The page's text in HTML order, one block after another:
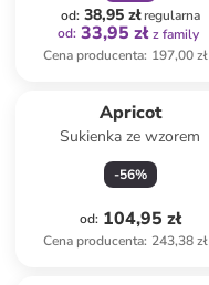
od: 38,95 złregularna
od: 33,95 zł z family
Cena producenta: 197,00 zł
Apricot
Sukienka ze wzorem
-56%
od: 104,95 zł
Cena producenta: 243,38 zł